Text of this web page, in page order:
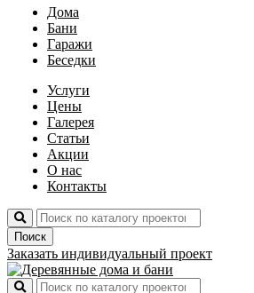
Дома
Бани
Гаражи
Беседки
Услуги
Цены
Галерея
Статьи
Акции
О нас
Контакты
Поиск
Заказать индивидуальный проект